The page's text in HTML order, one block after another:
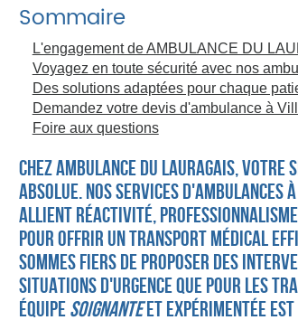
Sommaire
L'engagement de AMBULANCE DU
Voyagez en toute sécurité avec nos
Des solutions adaptées pour chaque
Demandez votre devis d'ambulance à
Foire aux questions
Chez AMBULANCE DU LAURAGAIS,
absolue. Nos services d'ambulances
allient réactivité,
pour offrir un transport médical
sommes fiers de proposer des
situations d'urgence que pour les
équipesoignanteet expérimentée